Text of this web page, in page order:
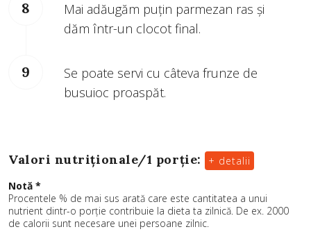
Mai adăugăm puțin parmezan ras și
dăm într-un clocot final.
Se poate servi cu câteva frunze de
busuioc proaspăt.
Valori nutriționale/1 porție:
+ detalii
Notă *
Procentele % de mai sus arată care este cantitatea a unui
nutrient dintr-o porție contribuie la dieta ta zilnică. De ex. 2000
de calorii sunt necesare unei persoane zilnic.